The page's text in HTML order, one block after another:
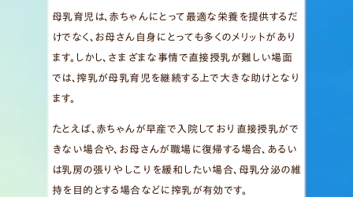
母乳育児は、赤ちゃんにとって最適な栄養を提供するだ
けでなく、お母さん自身にとっても多くのメリットがあり
ます。しかし、さまざまな事情で直接授乳が難しい場面
では、搾乳が母乳育児を継続する上で大きな助けとなり
ます。
たとえば、赤ちゃんが早産で入院しており直接授乳がで
きない場合や、お母さんが職場に復帰する場合、あるい
は乳房の張りやしこりを緩和したい場合、母乳分泌の維
持を目的とする場合などに搾乳が有効です。